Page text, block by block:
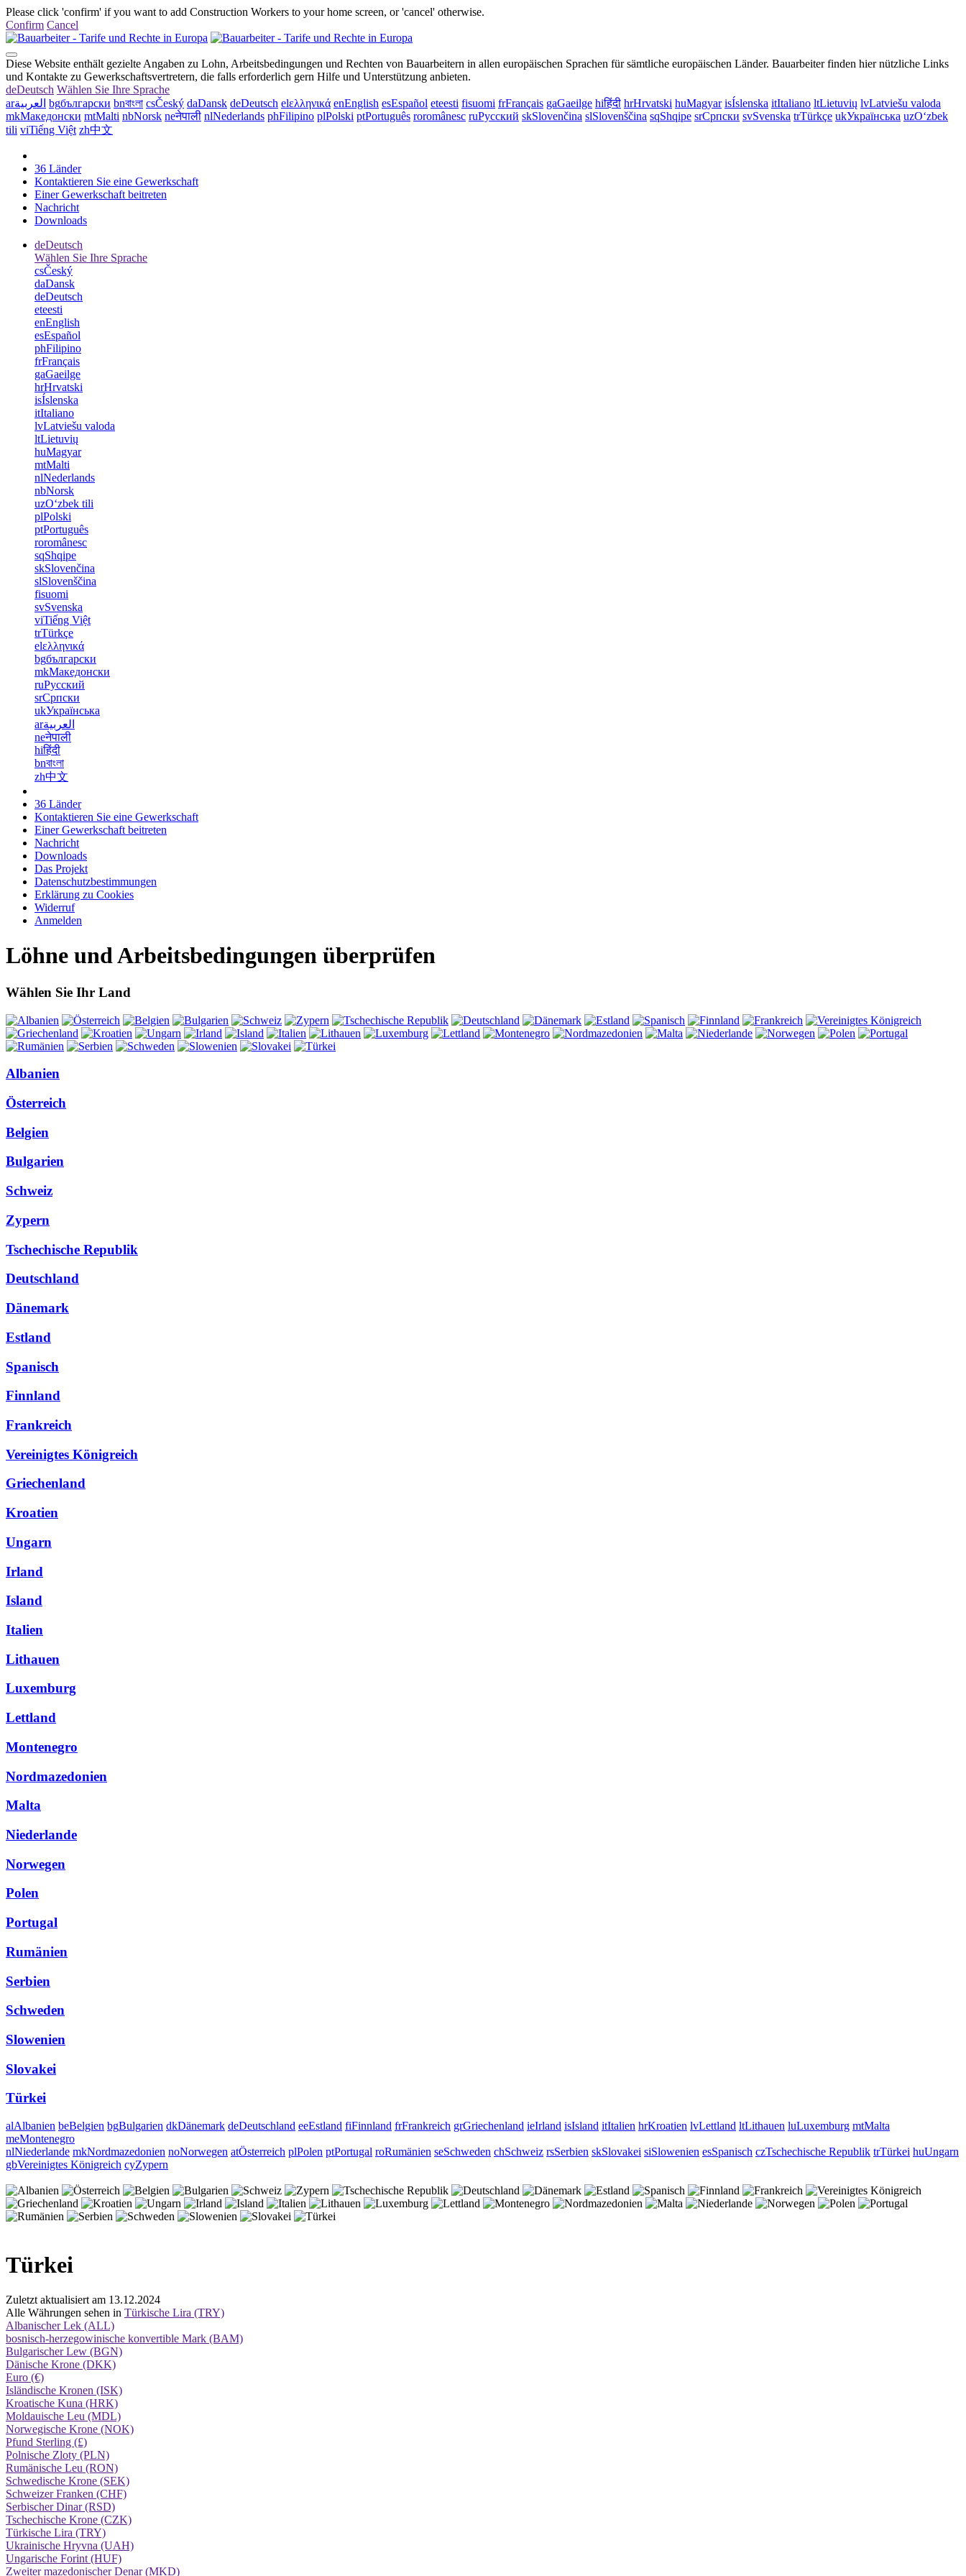
Please click 'confirm' if you want to add Construction Workers to your home screen, or 'cancel' otherwise.
Confirm Cancel
Diese Website enthält gezielte Angaben zu Lohn, Arbeitsbedingungen und Rechten von Bauarbeitern in allen europäischen Sprachen für sämtliche europäischen Länder. Bauarbeiter finden hier nützliche Links
und Kontakte zu Gewerkschaftsvertretern, die falls erforderlich gern Hilfe und Unterstützung anbieten.
deDeutsch Wählen Sie Ihre Sprache
arالعربية bgбългарски bnবাংলা csČeský daDansk deDeutsch elελληνικά enEnglish esEspañol eteesti fisuomi frFrançais gaGaeilge hiहिंदी hrHrvatski huMagyar isÍslenska itItaliano ltLietuvių lvLatviešu valoda
mkМакедонски mtMalti nbNorsk neनेपाली nlNederlands phFilipino plPolski ptPortuguês roromânesc ruРусский skSlovenčina slSlovenščina sqShqipe srСрпски svSvenska trTürkçe ukУкраїнська uzOʻzbek
tili viTiếng Việt zh中文
36 Länder
Kontaktieren Sie eine Gewerkschaft
Einer Gewerkschaft beitreten
Nachricht
Downloads
deDeutsch
Wählen Sie Ihre Sprache
csČeský
daDansk
deDeutsch
eteesti
enEnglish
esEspañol
phFilipino
frFrançais
gaGaeilge
hrHrvatski
isÍslenska
itItaliano
lvLatviešu valoda
ltLietuvių
huMagyar
mtMalti
nlNederlands
nbNorsk
uzOʻzbek tili
plPolski
ptPortuguês
roromânesc
sqShqipe
skSlovenčina
slSlovenščina
fisuomi
svSvenska
viTiếng Việt
trTürkçe
elελληνικά
bgбългарски
mkМакедонски
ruРусский
srСрпски
ukУкраїнська
arالعربية
neनेपाली
hiहिंदी
bnবাংলা
zh中文
36 Länder
Kontaktieren Sie eine Gewerkschaft
Einer Gewerkschaft beitreten
Nachricht
Downloads
Das Projekt
Datenschutzbestimmungen
Erklärung zu Cookies
Widerruf
Anmelden
Löhne und Arbeitsbedingungen überprüfen
Wählen Sie Ihr Land
Albanien
Österreich
Belgien
Bulgarien
Schweiz
Zypern
Tschechische Republik
Deutschland
Dänemark
Estland
Spanisch
Finnland
Frankreich
Vereinigtes Königreich
Griechenland
Kroatien
Ungarn
Irland
Island
Italien
Lithauen
Luxemburg
Lettland
Montenegro
Nordmazedonien
Malta
Niederlande
Norwegen
Polen
Portugal
Rumänien
Serbien
Schweden
Slowenien
Slovakei
Türkei
alAlbanien beBelgien bgBulgarien dkDänemark deDeutschland eeEstland fiFinnland frFrankreich grGriechenland ieIrland isIsland itItalien hrKroatien lvLettland ltLithauen luLuxemburg mtMalta
meMontenegro
nlNiederlande mkNordmazedonien noNorwegen atÖsterreich plPolen ptPortugal roRumänien seSchweden chSchweiz rsSerbien skSlovakei siSlowenien esSpanisch czTschechische Republik trTürkei huUngarn
gbVereinigtes Königreich cyZypern
Türkei
Zuletzt aktualisiert am 13.12.2024
Alle Währungen sehen in Türkische Lira (TRY)
Albanischer Lek (ALL)
bosnisch-herzegowinische konvertible Mark (BAM)
Bulgarischer Lew (BGN)
Dänische Krone (DKK)
Euro (€)
Isländische Kronen (ISK)
Kroatische Kuna (HRK)
Moldauische Leu (MDL)
Norwegische Krone (NOK)
Pfund Sterling (£)
Polnische Zloty (PLN)
Rumänische Leu (RON)
Schwedische Krone (SEK)
Schweizer Franken (CHF)
Serbischer Dinar (RSD)
Tschechische Krone (CZK)
Türkische Lira (TRY)
Ukrainische Hryvna (UAH)
Ungarische Forint (HUF)
Zweiter mazedonischer Denar (MKD)